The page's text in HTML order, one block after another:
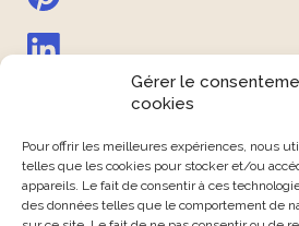
Gérer le
cookies
Pour offrir les meilleures expériences, nous
telles que les cookies pour stocker et/ou
appareils. Le fait de consentir à ces
des données telles que le comportement de